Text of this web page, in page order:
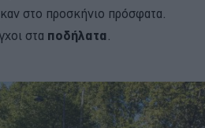
στο προσκήνιο πρόσφατα.
στα ποδήλατα